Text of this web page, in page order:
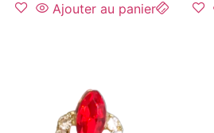
Ajouter au panier